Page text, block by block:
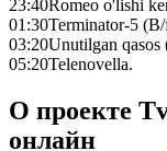
23:40Romeo o'lishi
01:30Terminator-5
03:20Unutilgan qasos
05:20Telenovella.
О проекте
онлайн